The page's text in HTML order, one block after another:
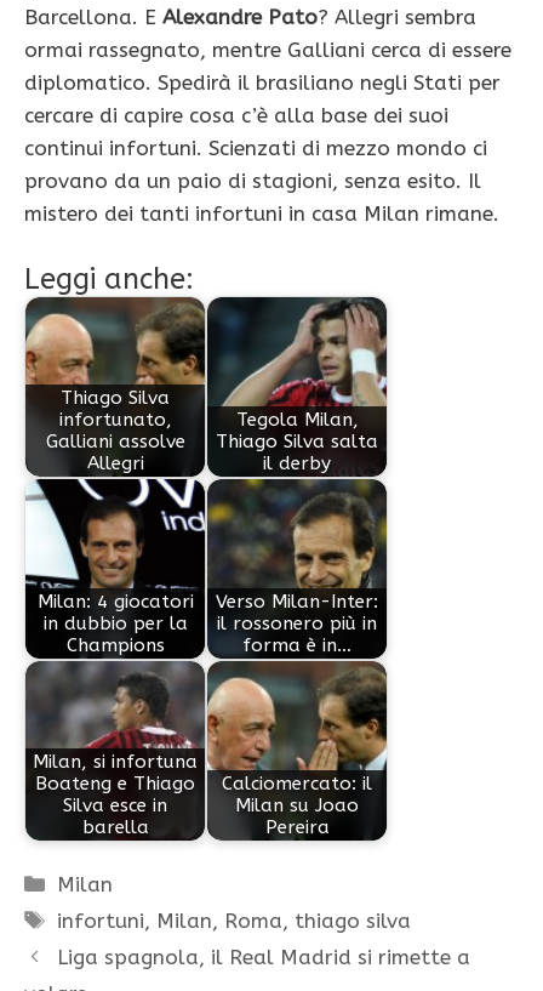
Barcellona. E Alexandre Pato? Allegri sembra
ormai rassegnato, mentre Galliani cerca di essere
diplomatico. Spedirà il brasiliano negli Stati per
cercare di capire cosa c’è alla base dei suoi
continui infortuni. Scienzati di mezzo mondo ci
provano da un paio di stagioni, senza esito. Il
mistero dei tanti infortuni in casa Milan rimane.
Leggi anche:
Thiago Silva
infortunato,
Galliani assolve
Allegri
Tegola Milan,
Thiago Silva salta
il derby
Milan: 4 giocatori
in dubbio per la
Champions
Verso Milan-Inter:
il rossonero più in
forma è in…
Milan, si infortuna
Boateng e Thiago
Silva esce in
barella
Calciomercato: il
Milan su Joao
Pereira
Categorie
Milan
Tag
infortuni, Milan, Roma, thiago silva
Liga spagnola, il Real Madrid si rimette a